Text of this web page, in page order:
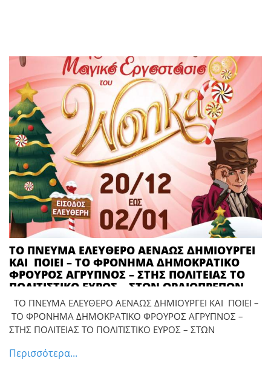
ΤΟ ΠΝΕΥΜΑ ΕΛΕΥΘΕΡΟ ΑΕΝΑΩΣ ΔΗΜΙΟΥΡΓΕΙ
ΚΑΙ ΠΟΙΕΙ – ΤΟ ΦΡΟΝΗΜΑ ΔΗΜΟΚΡΑΤΙΚΟ
ΦΡΟΥΡΟΣ ΑΓΡΥΠΝΟΣ – ΣΤΗΣ ΠΟΛΙΤΕΙΑΣ ΤΟ
ΠΟΛΙΤΙΣΤΙΚΟ ΕΥΡΟΣ – ΣΤΩΝ ΩΡΑΙΟΠΡΕΠΩΝ
ΒΟΥΝΩΝ ΤΟ ΑΦΘΑΣΤΟ ΜΕΓΑΛΕΙΟ – ΣΤΑ
ΕΥΛΑΒΙΚΑ ΞΑΚΡΙΣΜΑΤΑ ΤΟΥ ΗΛΙΟΥ – ΣΤΙΣ
ΑΝΘΟΣΠΑΡΤΕΣ ΑΠΕΡΑΝΤΕΣ ΠΕΔΙΑΔΕΣ – ΕΚΕΙ
ΠΟΥ ΤΟ ΚΑΛΛΟΣ ΑΝΑΣΤΑΙΝΕΤΑΙ – ΚΑΙ
ΑΝΟΙΓΟΥΝ ΤΑ ΕΛΠΙΔΟΦΟΡΑ ΠΕΤΑΛΑ ΤΗΣ
ΓΝΩΣΗΣ – ΣΤΟΥ ΙΟΝΙΟΥ ΠΕΛΑΓΟΥΣ ΤΗΝ
ΤΟ ΠΝΕΥΜΑ ΕΛΕΥΘΕΡΟ ΑΕΝΑΩΣ ΔΗΜΙΟΥΡΓΕΙ ΚΑΙ ΠΟΙΕΙ –
ΤΟ ΦΡΟΝΗΜΑ ΔΗΜΟΚΡΑΤΙΚΟ ΦΡΟΥΡΟΣ ΑΓΡΥΠΝΟΣ –
ΣΤΗΣ ΠΟΛΙΤΕΙΑΣ ΤΟ ΠΟΛΙΤΙΣΤΙΚΟ ΕΥΡΟΣ – ΣΤΩΝ
Περισσότερα...